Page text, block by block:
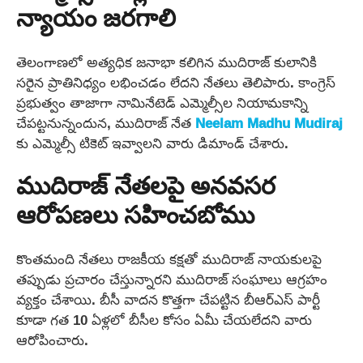
న్యాయం జరగాలి
తెలంగాణలో అత్యధిక జనాభా కలిగిన ముదిరాజ్ కులానికి
సరైన ప్రాతినిధ్యం లభించడం లేదని నేతలు తెలిపారు. కాంగ్రెస్
ప్రభుత్వం తాజాగా నామినేటెడ్ ఎమ్మెల్సీల నియామకాన్ని
చేపట్టనున్నందున, ముదిరాజ్ నేతNeelam Madhu Mudiraj
కు ఎమ్మెల్సీ టికెట్ ఇవ్వాలని వారు డిమాండ్ చేశారు.
ముదిరాజ్ నేతలపై అనవసర
ఆరోపణలు సహించబోము
కొంతమంది నేతలు రాజకీయ కక్షతో ముదిరాజ్ నాయకులపై
తప్పుడు ప్రచారం చేస్తున్నారని ముదిరాజ్ సంఘాలు ఆగ్రహం
వ్యక్తం చేశాయి. బీసీ వాదన కొత్తగా చేపట్టిన బీఆర్ఎస్ పార్టీ
కూడా గత 10 ఏళ్లలో బీసీల కోసం ఏమీ చేయలేదని వారు
ఆరోపించారు.